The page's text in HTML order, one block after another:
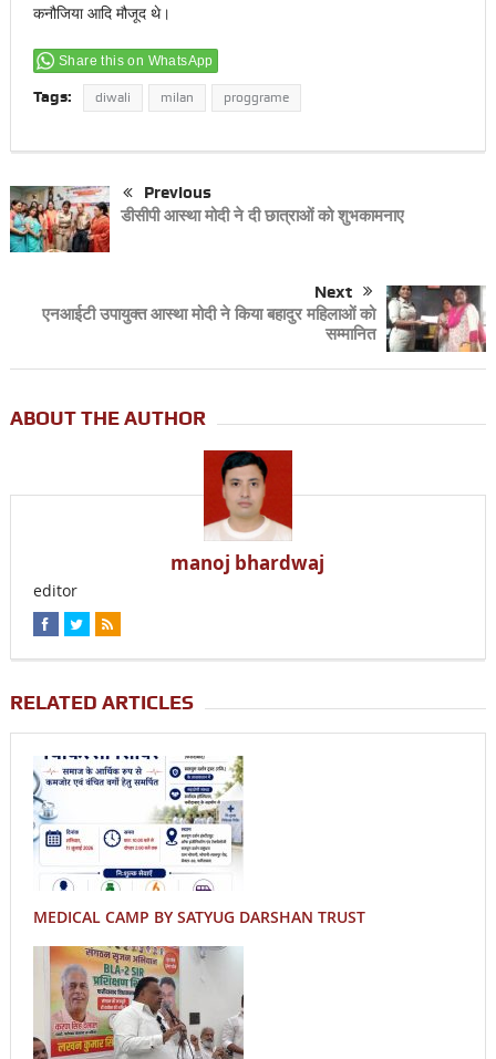
कनौजिया आदि मौजूद थे।
Share this on WhatsApp
Tags: diwali milan proggrame
Previous
डीसीपी आस्था मोदी ने दी छात्राओं को शुभकामनाए
Next
एनआईटी उपायुक्त आस्था मोदी ने किया बहादुर महिलाओं को
सम्मानित
ABOUT THE AUTHOR
manoj bhardwaj
editor
RELATED ARTICLES
MEDICAL CAMP BY SATYUG DARSHAN TRUST